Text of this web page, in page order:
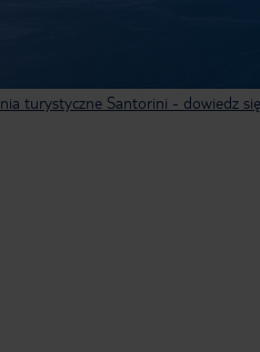
turystyczne Santorini - dowiedz